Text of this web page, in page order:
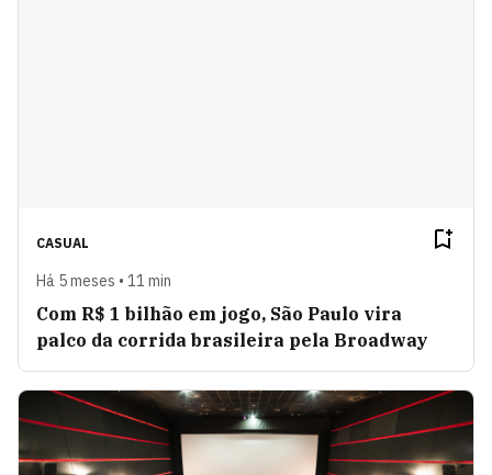
CASUAL
Há 5 meses • 11 min
Com R$ 1 bilhão em jogo, São Paulo vira
palco da corrida brasileira pela Broadway